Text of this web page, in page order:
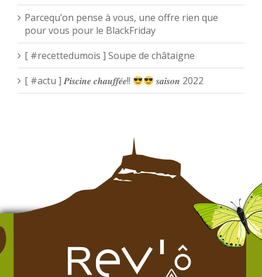
Parcequ’on pense à vous, une offre rien que
pour vous pour le BlackFriday
[ #recettedumois ] Soupe de châtaigne
[ #actu ] 𝑷𝒊𝒔𝒄𝒊𝒏𝒆 𝒄𝒉𝒂𝒖𝒇𝒇𝒆́𝒆!!
𝒔𝒂𝒊𝒔𝒐𝒏 2022